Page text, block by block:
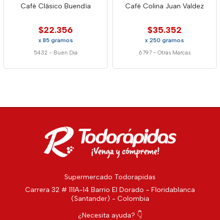
Café Clásico Buendía
$22.356
x 85 gramos
5432 - Buen Dia
Café Colina Juan Valdez
$35.352
x 250 gramos
6797 - Otras Marcas
Supermercado Todorapidas
Carrera 32 # 111A-14 Barrio El Dorado - Floridablanca
(Santander) - Colombia
¿Necesita ayuda? 👇